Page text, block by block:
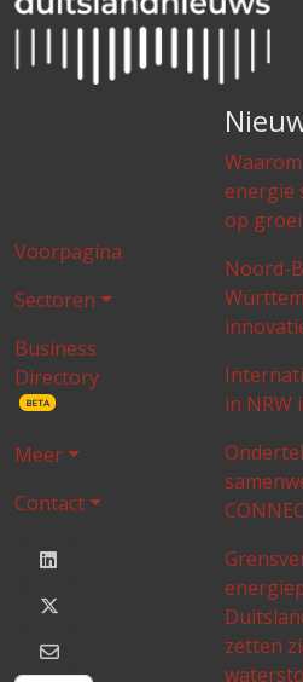
Voorpagina
Sectoren
Business
Directory
BETA
Meer
Contact
energie
op
Noord-
in NRW
zetten